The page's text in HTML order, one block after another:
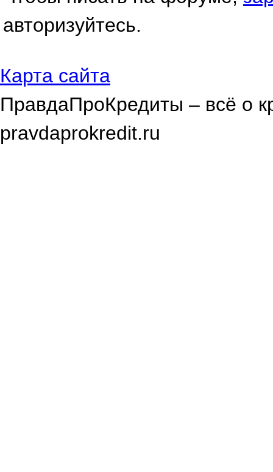
авторизуйтесь.
Карта сайта
ПравдаПроКредиты – всё о
pravdaprokredit.ru